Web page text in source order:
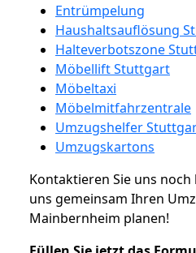
Entrümpelung
Haushaltsauflösung
Halteverbotszone
Möbellift Stuttgart
Möbeltaxi
Möbelmitfahrzentrale
Umzugshelfer
Umzugskartons
Kontaktieren Sie uns noch
uns gemeinsam Ihren
Mainbernheim planen!